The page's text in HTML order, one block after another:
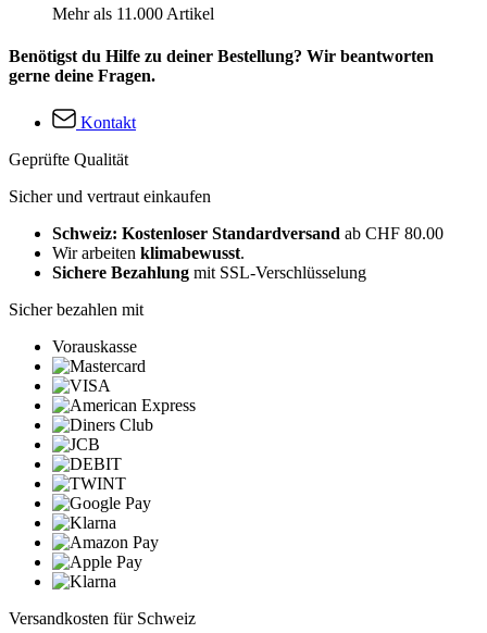
Mehr als 11.000 Artikel
Benötigst du Hilfe zu deiner Bestellung? Wir beantworten
gerne deine Fragen.
Kontakt
Geprüfte Qualität
Sicher und vertraut einkaufen
Schweiz: Kostenloser Standardversand ab CHF 80.00
Wir arbeiten klimabewusst.
Sichere Bezahlung mit SSL-Verschlüsselung
Sicher bezahlen mit
Vorauskasse
Versandkosten für Schweiz